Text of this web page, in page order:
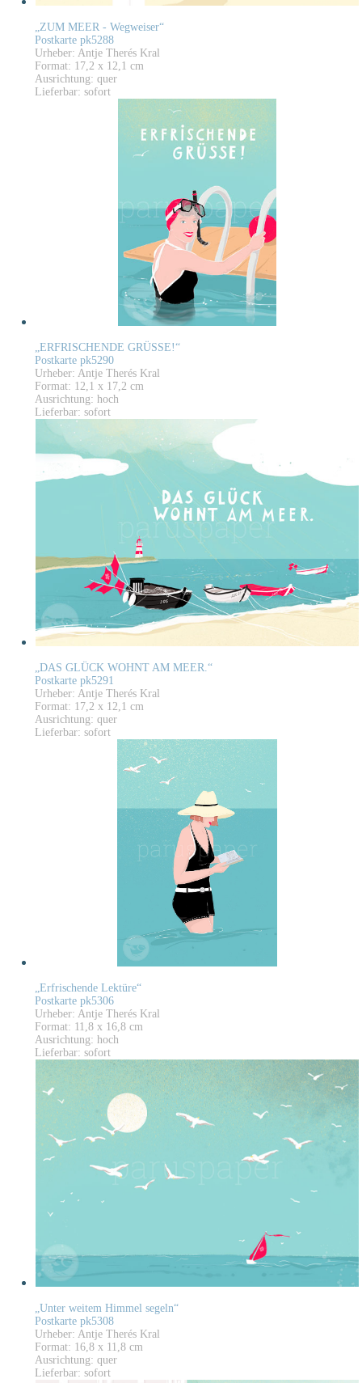
„ZUM MEER - Wegweiser“
Postkarte pk5288
Urheber: Antje Therés Kral
Format: 17,2 x 12,1 cm
Ausrichtung: quer
Lieferbar: sofort
„ERFRISCHENDE GRÜSSE!“
Postkarte pk5290
Urheber: Antje Therés Kral
Format: 12,1 x 17,2 cm
Ausrichtung: hoch
Lieferbar: sofort
„DAS GLÜCK WOHNT AM MEER.“
Postkarte pk5291
Urheber: Antje Therés Kral
Format: 17,2 x 12,1 cm
Ausrichtung: quer
Lieferbar: sofort
„Erfrischende Lektüre“
Postkarte pk5306
Urheber: Antje Therés Kral
Format: 11,8 x 16,8 cm
Ausrichtung: hoch
Lieferbar: sofort
„Unter weitem Himmel segeln“
Postkarte pk5308
Urheber: Antje Therés Kral
Format: 16,8 x 11,8 cm
Ausrichtung: quer
Lieferbar: sofort